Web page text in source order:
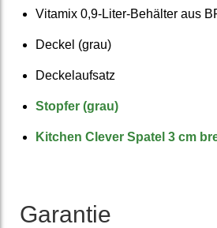
Vitamix 0,9-Liter-Behälter aus
Deckel (grau)
Deckel­aufsatz
Stopfer (grau)
Kitchen Clever Spatel 3 cm
Garantie